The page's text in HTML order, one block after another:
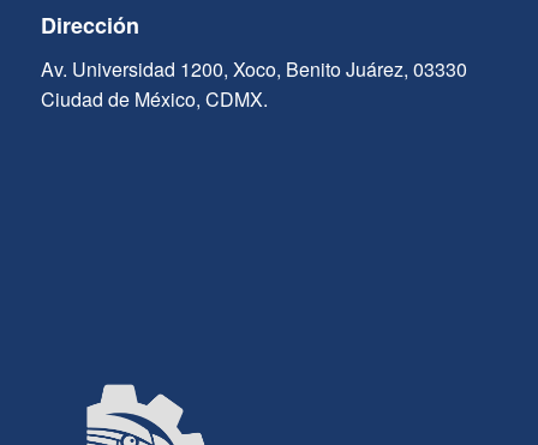
Dirección
Av. Universidad 1200, Xoco, Benito Juárez, 03330
Ciudad de México, CDMX.